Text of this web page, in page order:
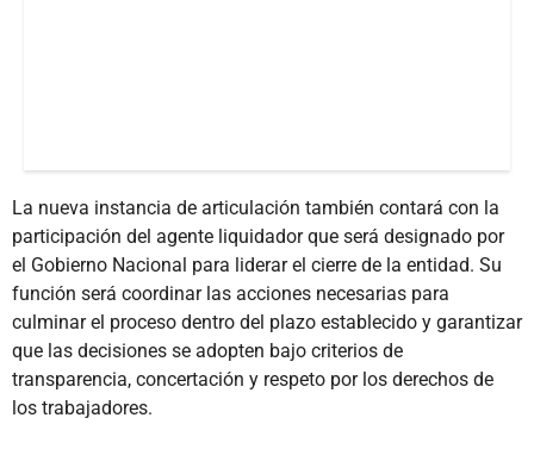
La nueva instancia de articulación también contará con la
participación del agente liquidador que será designado por
el Gobierno Nacional para liderar el cierre de la entidad. Su
función será coordinar las acciones necesarias para
culminar el proceso dentro del plazo establecido y garantizar
que las decisiones se adopten bajo criterios de
transparencia, concertación y respeto por los derechos de
los trabajadores.